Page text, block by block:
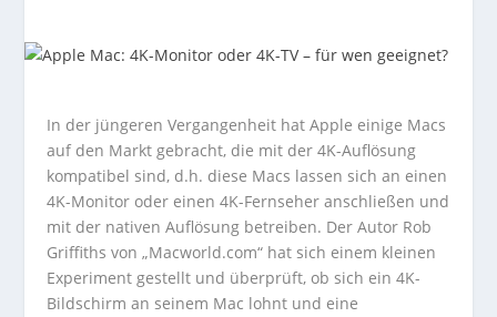
In der jüngeren Vergangenheit hat Apple einige Macs
auf den Markt gebracht, die mit der 4K-Auflösung
kompatibel sind, d.h. diese Macs lassen sich an einen
4K-Monitor oder einen 4K-Fernseher anschließen und
mit der nativen Auflösung betreiben. Der Autor Rob
Griffiths von „Macworld.com“ hat sich einem kleinen
Experiment gestellt und überprüft, ob sich ein 4K-
Bildschirm an seinem Mac lohnt und eine